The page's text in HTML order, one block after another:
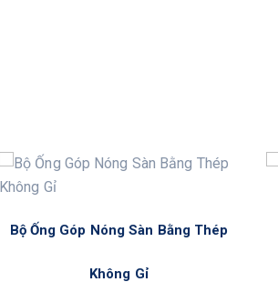
Bộ Ống Góp Nóng Sàn Bằng Thép
Không Gỉ